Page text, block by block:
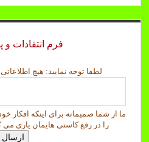
فرم انتقادات و
ن
ا
ه
د
ش
لطفا توجه نمایید: هیچ
ما از شما صمیمانه برای اینکه افکار
را در رفع کاستی هایمان یاری
ارسال